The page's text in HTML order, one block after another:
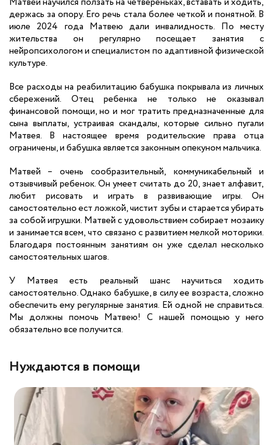
держась за опору. Его речь стала более четкой и понятной. В
июле 2024 года Матвею дали инвалидность. По месту
жительства он регулярно посещает занятия с
нейропсихологом и специалистом по адаптивной физической
культуре.
Все расходы на реабилитацию бабушка покрывала из личных
сбережений. Отец ребенка не только не оказывал
финансовой помощи, но и мог тратить предназначенные для
сына выплаты, устраивая скандалы, которые сильно пугали
Матвея. В настоящее время родительские права отца
ограничены, и бабушка является законным опекуном мальчика.
Матвей – очень сообразительный, коммуникабельный и
отзывчивый ребенок. Он умеет считать до 20, знает алфавит,
любит рисовать и играть в развивающие игры. Он
самостоятельно ест ложкой, чистит зубы и старается убирать
за собой игрушки. Матвей с удовольствием собирает мозаику
и занимается всем, что связано с развитием мелкой моторики.
Благодаря постоянным занятиям он уже сделал несколько
самостоятельных шагов.
У Матвея есть реальный шанс научиться ходить
самостоятельно. Однако бабушке, в силу ее возраста, сложно
обеспечить ему регулярные занятия. Ей одной не справиться.
Мы должны помочь Матвею! С нашей помощью у него
обязательно все получится.
Нуждаются в помощи